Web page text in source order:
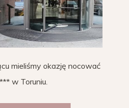
mieliśmy okazję nocować
w Toruniu.